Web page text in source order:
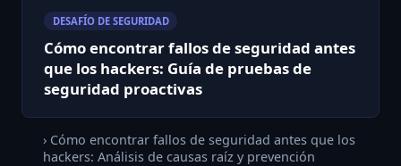
DESAFÍO DE SEGURIDAD
Cómo encontrar fallos de seguridad antes
que los hackers: Guía de pruebas de
seguridad proactivas
› Cómo encontrar fallos de seguridad antes que los
hackers: Análisis de causas raíz y prevención